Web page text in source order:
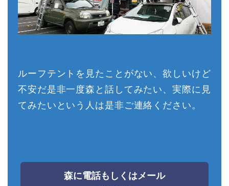
ルーフテントを見たことがない、欲しいけど
不安だ是非一度森と話してみたい、実際に見
てみたいという人は是非ご連絡ください。
森に電話もしくはメール